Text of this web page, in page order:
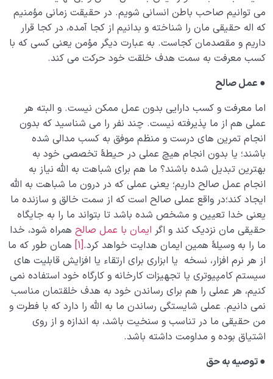
می توانیم صاحب باطن انسانی شویم. در حقیقت زمانی مؤمنیم
که اله حقیقی مان را شناخته و بدانیم از کجا آمده، در کجا قرار
داریم و مقصدمان کجاست. به عبارت دیگر مؤمن یعنی کسی که با
کسب معرفت به سمت هدف خلقت خود حرکت می کند.
● عمل صالح
اما معرفت و کسب دارایی بدون عمل ممکن نیست. و البته هر
عملی هم از ما پذیرفته نیست. چند نفر را می شناسید که بدون
انجام تمرین های درست و منظم موفق به کسب مدالی شده
باشند؛ یا بدون انجام هیچ عملی در حیطۀ تخصصی خود به
بهترین تبدیل شده باشند؟ ما هم برای شباهت به الله نیاز به
انجام عمل صالح داریم؛ یعنی عملی که در درون ما شباهت به الله
ایجاد کند؛در واقع عملی صالح است که از سمت خالق و سازنده ما
یعنی خدا تعیین و مشخص شده باشد تا بتواند ما را به جایگاه
حقیقی مان نزدیک کند و اگر ایمان با عمل صالح همراه شود، خدا
ما را به وسیلۀ همین ایمان هدایت خواهد کرد.[1]
همان طور که ما
از هر نرم افزار، نسخه یا ابزاری برای ارتقاء یا افزایش قابلیت های
سیستم کامپیوتری یا تجهیزات کارخانه و کارگاه خود استفاده نمی
کنیم، هر عملی را هم برای رساندن خود به هدف خلقتمان مناسب
نمی دانیم. عملی شایستگی رساندن ما به الله را دارد که با فطرت و
من حقیقی ما در تناسب و سنخیت باشد، به اندازه و از روی
اشتیاق بوده و مداومت داشته باشد.
●توصیه به حق